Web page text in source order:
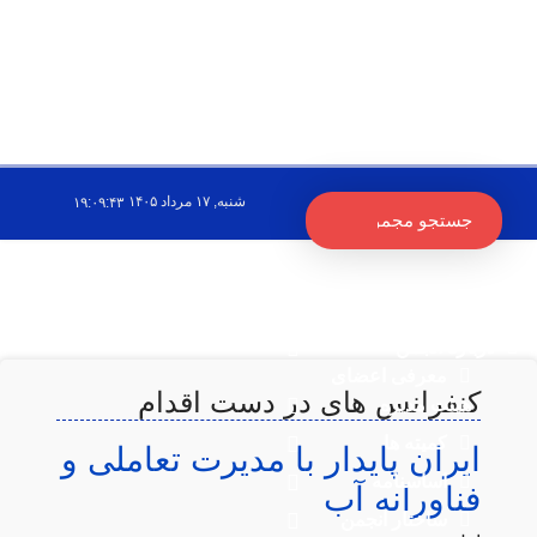
هیئت مدیره
کمیته ها
اساسنامه
ساختار انجمن
۱۹:۰۹:۴۳ شنبه, ۱۷ مرداد ۱۴۰۵
کنفرانس های در دست اقدام
ایران پایدار با مدیرت تعاملی و
فناورانه آب